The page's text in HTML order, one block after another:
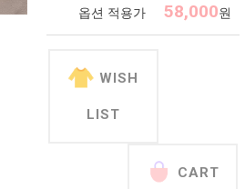
옵션 적용가 58,000원
WISH
LIST
CART